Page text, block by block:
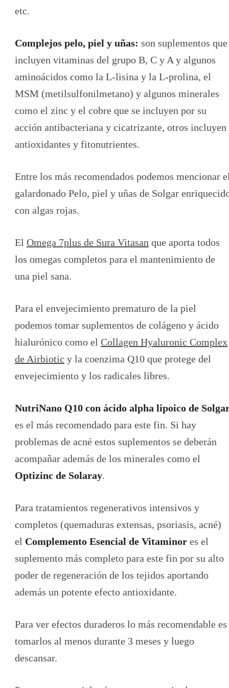
etc.
Complejos pelo, piel y uñas: son suplementos que
incluyen vitaminas del grupo B, C y A y algunos
aminoácidos como la L-lisina y la L-prolina, el
MSM (metilsulfonilmetano) y algunos minerales
como el zinc y el cobre que se incluyen por su
acción antibacteriana y cicatrizante, otros incluyen
antioxidantes y fitonutrientes.
Entre los más recomendados podemos mencionar
galardonado Pelo, piel y uñas de Solgar
con algas rojas.
El Omega 7plus de Sura Vitasan que aporta todos
los omegas completos para el mantenimiento de
una piel sana.
Para el envejecimiento prematuro de la piel
podemos tomar suplementos de colágeno y ácido
hialurónico como el Collagen Hyaluronic Complex
de Airbiotic y la coenzima Q10 que protege del
envejecimiento y los radicales libres.
NutriNano Q10 con ácido alpha lipoico de
es el más recomendado para este fin. Si hay
problemas de acné estos suplementos se deberán
acompañar además de los minerales como el
Optizinc de Solaray.
Para tratamientos regenerativos intensivos y
completos (quemaduras extensas, psoriasis, acné)
el Complemento Esencial de Vitaminor es el
suplemento más completo para este fin por su alto
poder de regeneración de los tejidos aportando
además un potente efecto antioxidante.
Para ver efectos duraderos lo más recomendable es
tomarlos al menos durante 3 meses y luego
descansar.